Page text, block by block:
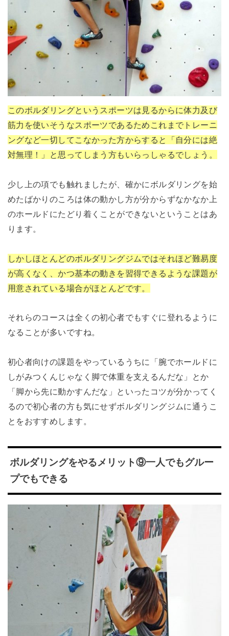
このボルダリングというスポーツは見るからに体力及び
筋力を使いそうなスポーツであるためこれまでトレーニ
ングなど一切してこなかった方からすると「自分には絶
対無理！」と思ってしまう方もいらっしゃるでしょう。
少し上の項でも触れましたが、確かにボルダリングを始
めたばかりのころは体の動かし方が分からずなかなか上
のホールドにたどり着くことができないということはあ
ります。
しかしほとんどのボルダリングジムではそれほど難易度
が高くなく、かつ基本の動きを習得できるような課題が
用意されている場合がほとんどです。
それらのコースは全くの初心者でもすぐに登れるように
なることが多いですね。
初心者向けの課題をやっているうちに「腕でホールドに
しがみつくんじゃなく脚で体重を支えるんだな」とか
「脚から先に動かすんだな」といったコツが分かってく
るので初心者の方も気にせずボルダリングジムに通うこ
とをおすすめします。
ボルダリングをやるメリット⑨一人でもグルー
プでもできる